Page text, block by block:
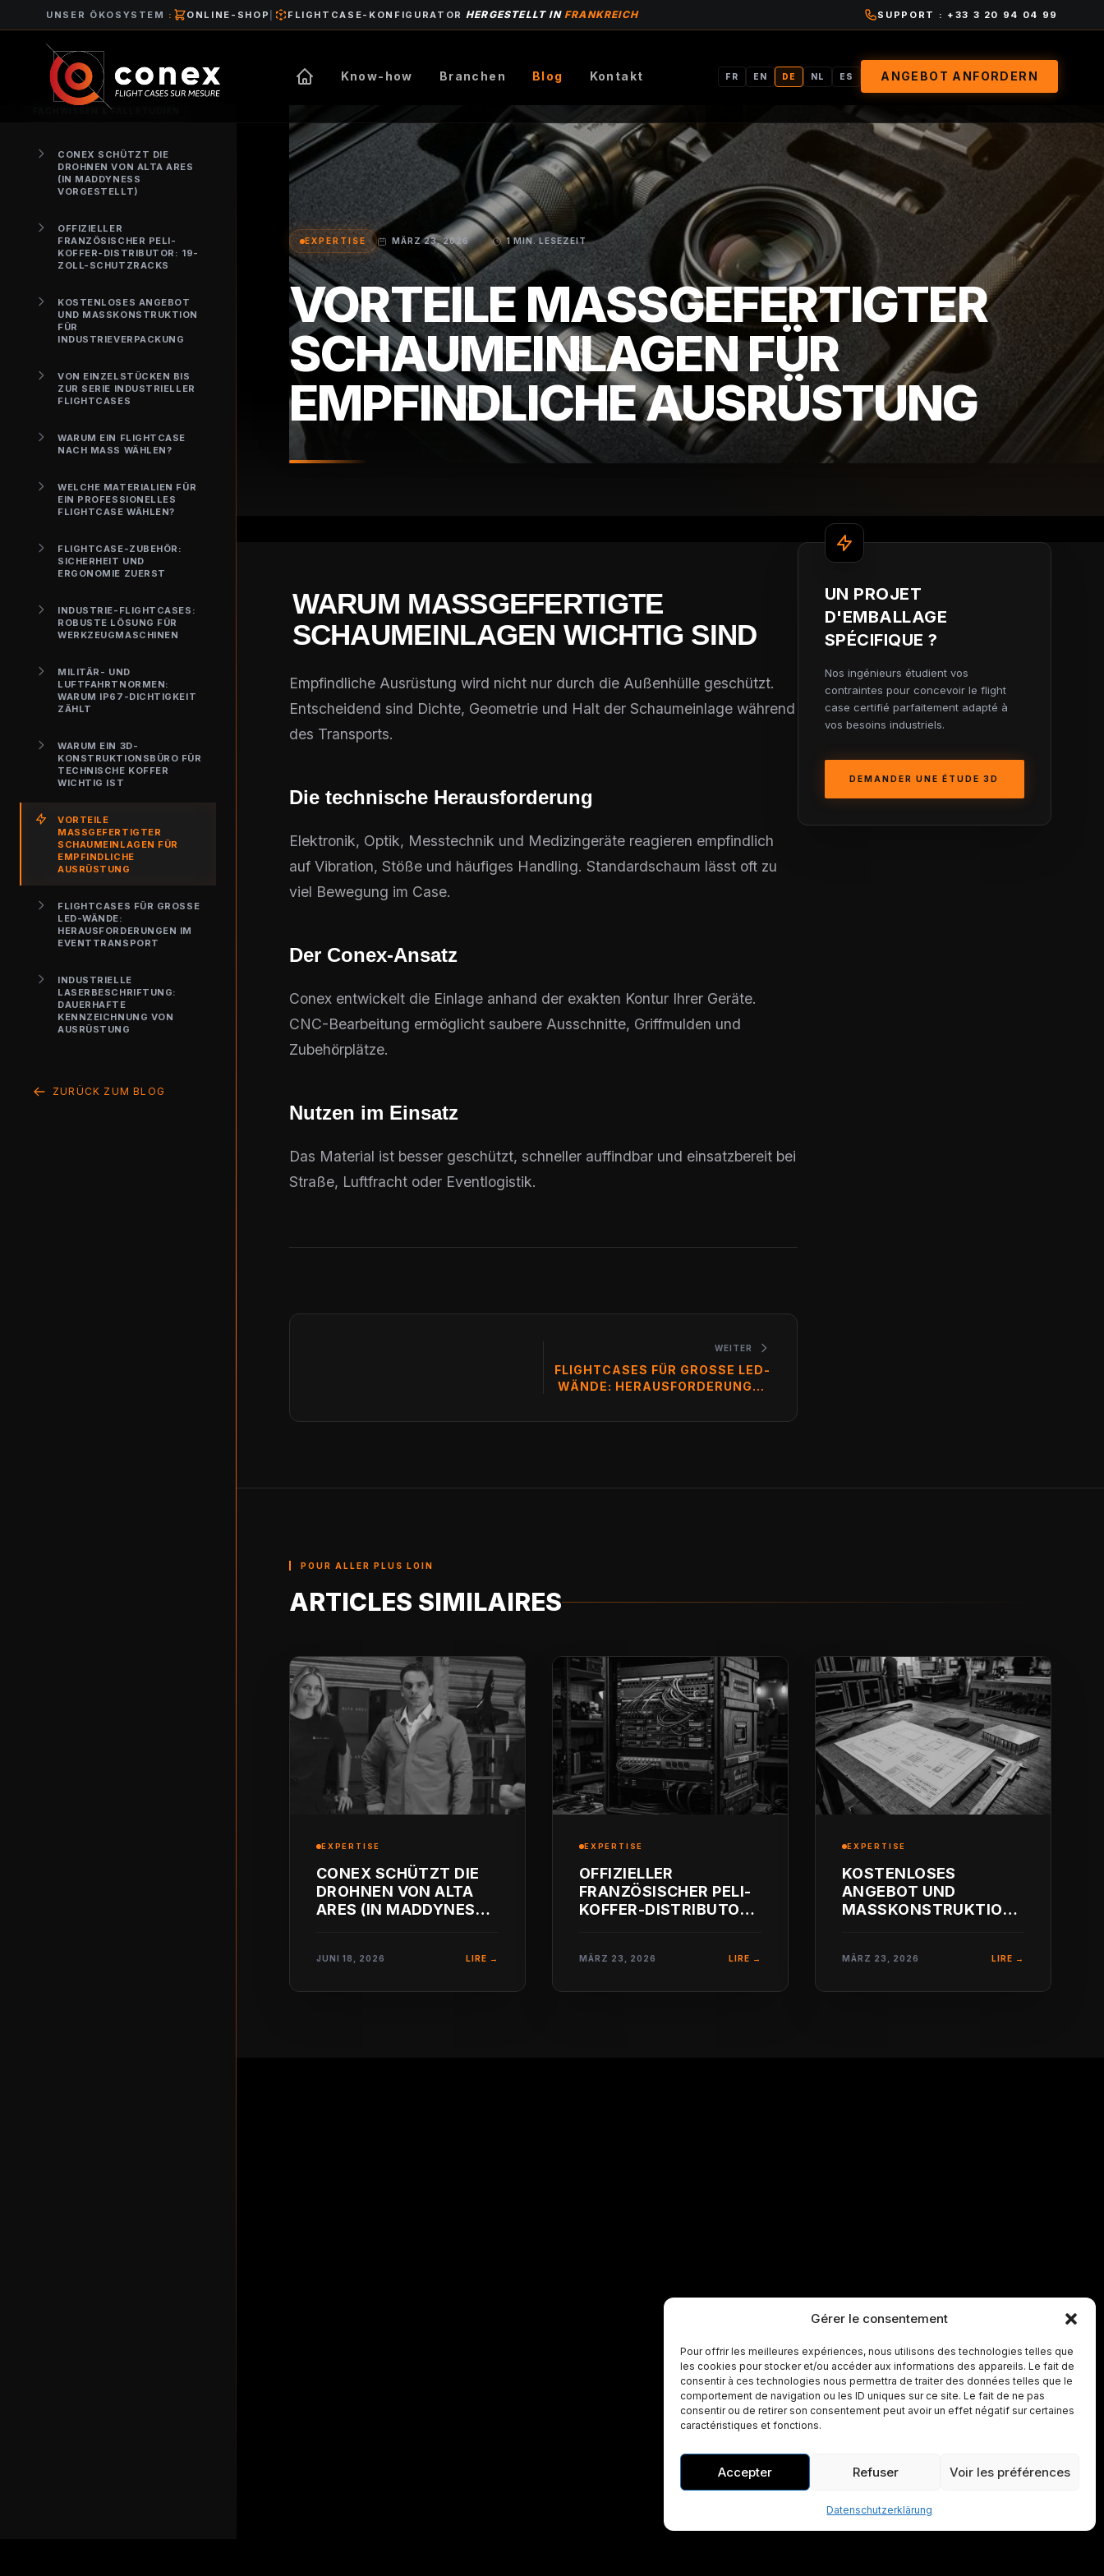
Gérer le consentement
Pour offrir les meilleures expériences, nous utilisons des technologies telles que
les cookies pour stocker et/ou accéder aux informations des appareils. Le fait de
consentir à ces technologies nous permettra de traiter des données telles que le
comportement de navigation ou les ID uniques sur ce site. Le fait de ne pas
consentir ou de retirer son consentement peut avoir un effet négatif sur certaines
caractéristiques et fonctions.
Accepter Refuser Voir les préférences
Datenschutzerklärung
UNSER ÖKOSYSTEM : ONLINE-SHOP FLIGHTCASE-KONFIGURATOR HERGESTELLT IN FRANKREICH SUPPORT : +33 3 20 94 04 99
Know-how Branchen Blog Kontakt FR EN DE NL ES ANGEBOT ANFORDERN
FACHWISSEN & FALLSTUDIEN
CONEX SCHÜTZT DIE
DROHNEN VON ALTA ARES
(IN MADDYNESS
VORGESTELLT)
OFFIZIELLER
FRANZÖSISCHER PELI-
KOFFER-DISTRIBUTOR: 19-
ZOLL-SCHUTZRACKS
KOSTENLOSES ANGEBOT
UND MASSKONSTRUKTION F
ÜR I
NDUSTRIEVERPACKUNG
VON EINZELSTÜCKEN BIS
ZUR SERIE INDUSTRIELLER
FLIGHTCASES
WARUM EIN FLIGHTCASE
NACH MASS WÄHLEN?
WELCHE MATERIALIEN FÜR
EIN PROFESSIONELLES
FLIGHTCASE WÄHLEN?
FLIGHTCASE-ZUBEHÖR:
SICHERHEIT UND
ERGONOMIE ZUERST
INDUSTRIE-FLIGHTCASES:
ROBUSTE LÖSUNG FÜR
WERKZEUGMASCHINEN
MILITÄR- UND
LUFTFAHRTNORMEN:
WARUM IP67-DICHTIGKEIT
ZÄHLT
WARUM EIN 3D-
KONSTRUKTIONSBÜRO FÜR
TECHNISCHE KOFFER
WICHTIG IST
VORTEILE
MASSGEFERTIGTER S
CHAUMEINLAGEN FÜR E
MPFINDLICHE A
USRÜSTUNG
FLIGHTCASES FÜR GROSSE L
ED-WÄNDE: H
ERAUSFORDERUNGEN IM E
VENTTRANSPORT
INDUSTRIELLE
LASERBESCHRIFTUNG:
DAUERHAFTE
KENNZEICHNUNG VON
AUSRÜSTUNG
ZURÜCK ZUM BLOG
EXPERTISE MÄRZ 23, 2026 | 1 MIN. LESEZEIT
VORTEILE MASSGEFERTIGTER S
CHAUMEINLAGEN FÜR E
MPFINDLICHE AUSRÜSTUNG
WARUM MASSGEFERTIGTE S
CHAUMEINLAGEN WICHTIG SIND
Empfindliche Ausrüstung wird nicht nur durch die Außenhülle geschützt.
Entscheidend sind Dichte, Geometrie und Halt der Schaumeinlage während
des Transports.
Die technische Herausforderung
Elektronik, Optik, Messtechnik und Medizingeräte reagieren empfindlich
auf Vibration, Stöße und häufiges Handling. Standardschaum lässt oft zu
viel Bewegung im Case.
Der Conex-Ansatz
Conex entwickelt die Einlage anhand der exakten Kontur Ihrer Geräte.
CNC-Bearbeitung ermöglicht saubere Ausschnitte, Griffmulden und
Zubehörplätze.
Nutzen im Einsatz
Das Material ist besser geschützt, schneller auffindbar und einsatzbereit bei
Straße, Luftfracht oder Eventlogistik.
WEITER
FLIGHTCASES FÜR GROSSE LED-W
ÄNDE: HERAUSFORDERUNGEN I
UN PROJET
D'EMBALLAGE
SPÉCIFIQUE ?
Nos ingénieurs étudient vos
contraintes pour concevoir le flight
case certifié parfaitement adapté à
vos besoins industriels.
DEMANDER UNE ÉTUDE 3D
POUR ALLER PLUS LOIN
ARTICLES SIMILAIRES
EXPERTISE
CONEX SCHÜTZT DIE
DROHNEN VON ALTA
ARES (IN MADDYNESS
JUNI 18, 2026 LIRE →
EXPERTISE
OFFIZIELLER
FRANZÖSISCHER PELI-
KOFFER-DISTRIBUTOR:
MÄRZ 23, 2026 LIRE →
EXPERTISE
KOSTENLOSES
ANGEBOT UND
MASSKONSTRUKTION F
MÄRZ 23, 2026 LIRE →